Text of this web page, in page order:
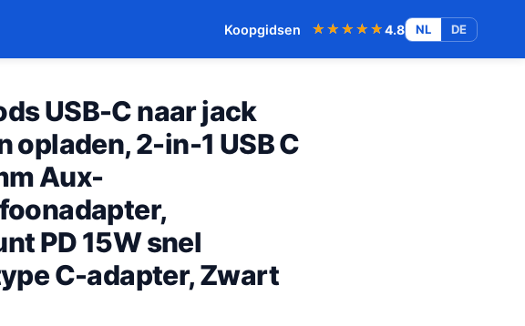
Koopgidsen ★★★★★
★★★★★4.8 NL DE
USB-C naar jack
opladen, 2-in-1 USB C
Aux-
PD 15W snel
C-adapter, Zwart